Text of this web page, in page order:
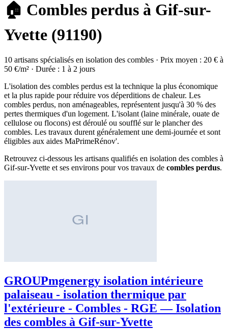
🏠 Combles perdus à Gif-sur-
Yvette (91190)
10 artisans spécialisés en isolation des combles · Prix moyen : 20 € à
50 €/m² · Durée : 1 à 2 jours
L'isolation des combles perdus est la technique la plus économique
et la plus rapide pour réduire vos déperditions de chaleur. Les
combles perdus, non aménageables, représentent jusqu'à 30 % des
pertes thermiques d'un logement. L'isolant (laine minérale, ouate de
cellulose ou flocons) est déroulé ou soufflé sur le plancher des
combles. Les travaux durent généralement une demi-journée et sont
éligibles aux aides MaPrimeRénov'.
Retrouvez ci-dessous les artisans qualifiés en isolation des combles à
Gif-sur-Yvette et ses environs pour vos travaux de combles perdus.
GROUPmgenergy isolation intérieure
palaiseau - isolation thermique par
l'extérieure - Combles - RGE — Isolation
des combles à Gif-sur-Yvette